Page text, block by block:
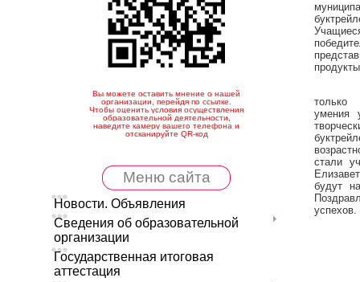
Вы можете оставить мнение о нашей
организации, перейдя по ссылке.
Чтобы оценить условия осуществления
образовательной деятельности,
наведите камеру вашего телефона и
отсканируйте QR-код
Меню сайта
Новости. Объявления
Сведения об образовательной
организации
Государственная итоговая
аттестация
только
умения
стали
будут
успехов.